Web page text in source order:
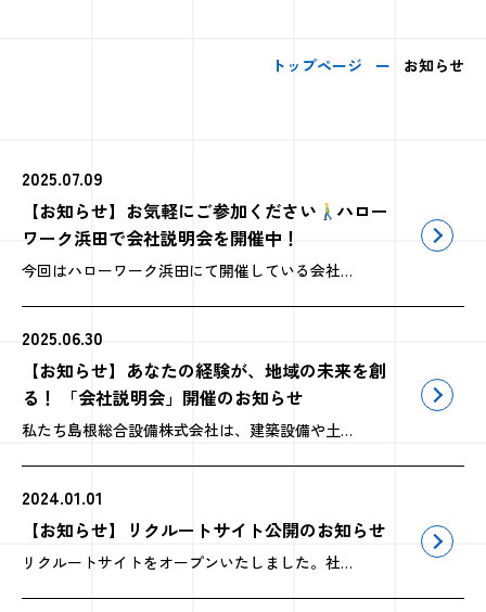
トップページ お知らせ
2025.07.09
【お知らせ】お気軽にご参加ください
ハロー
ワーク浜田で会社説明会を開催中！
今回はハローワーク浜田にて開催している会社説明会の様子を紹介します。 弊社では、月に一回程度、ハローワーク浜田の会議室をお借りして説明会を開催しています。説明会は、以下の流れで進みます。 ① 会社説明 担当者が画面資料を […]
2025.06.30
【お知らせ】あなたの経験が、地域の未来を創
る！ 「会社説明会」開催のお知らせ
私たち島根総合設備株式会社は、建築設備や土木インフラを通じて、地域の暮らしを支え続けてきました。そんな私たちと一緒に、次の一歩を踏み出す方をお迎えするために、このたびハローワーク浜田にて「会社説明会」を開催いたします。 […]
2024.01.01
【お知らせ】リクルートサイト公開のお知らせ
リクルートサイトをオープンいたしました。社内の様子や採用に関する情報を発信していく予定です。